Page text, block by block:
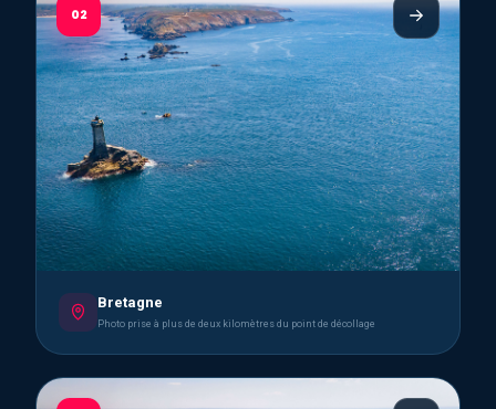
02
Bretagne
Photo prise à plus de deux kilomètres du point de décollage